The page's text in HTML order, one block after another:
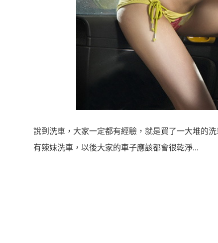
說到洗車，大家一定都有經驗，就是買了一大堆的
有辣妹洗車，以後大家的車子應該都會很乾淨...